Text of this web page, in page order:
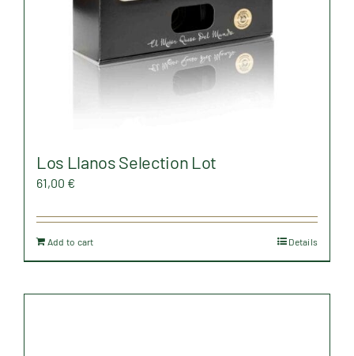
Los Llanos Selection Lot
61,00 €
Add to cart Details